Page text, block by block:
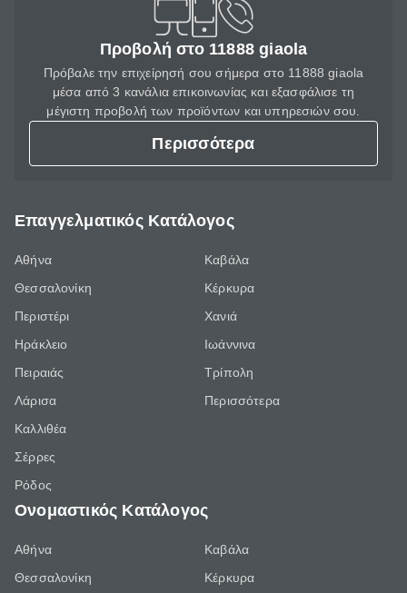
Προβολή στο 11888 giaola
Πρόβαλε την επιχείρησή σου σήμερα στο 11888 giaola
μέσα από 3 κανάλια επικοινωνίας και εξασφάλισε τη
μέγιστη προβολή των προϊόντων και υπηρεσιών σου.
Περισσότερα
Επαγγελματικός Κατάλογος
Αθήνα
Θεσσαλονίκη
Περιστέρι
Ηράκλειο
Πειραιάς
Λάρισα
Καλλιθέα
Σέρρες
Ρόδος
Καβάλα
Κέρκυρα
Χανιά
Ιωάννινα
Τρίπολη
Περισσότερα
Ονομαστικός Κατάλογος
Αθήνα
Θεσσαλονίκη
Καβάλα
Κέρκυρα